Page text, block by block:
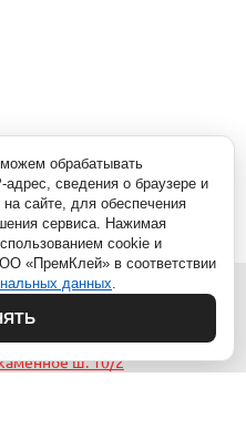
ш. 10/2
обрабатывать
сведения о браузере и
сайте, для обеспечения
сервиса. Нажимая
cookie и
«ПремКлей» в соответствии
данных.